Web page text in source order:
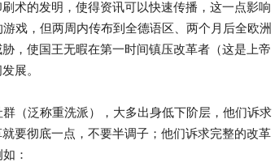
术的发明，使得资讯可以快速传播，这一点影响
戏，但两周内传布到全德语区、两个月后全欧洲
，使国王无暇在第一时间镇压改革者（这是上帝
展。
（泛称重洗派），大多出身低下阶层，他们诉求
要彻底一点，不要半调子；他们诉求完整的改革
：